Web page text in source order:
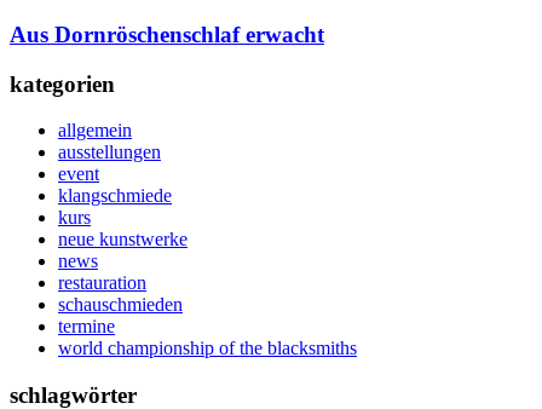
Aus Dornröschenschlaf erwacht
kategorien
allgemein
ausstellungen
event
klangschmiede
kurs
neue kunstwerke
news
restauration
schauschmieden
termine
world championship of the blacksmiths
schlagwörter